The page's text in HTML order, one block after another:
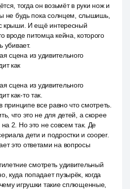
тогда он возьмёт в руки нож и
не будь пока солнцем, слышишь,
крыши. И ещё интересный
вроде питомца кейна, которого
убивает.
сцена из удивительного
как
сцена из удивительного
как-то так.
принципе все равно что смотреть.
что это не для детей, а скорее
2. Но это не совсем так. Де
дети и подростки и cooper.
это ответами на вопросы
смотреть удивительный
куда попадает пузырёк, когда
игрушки такие сплющенные,